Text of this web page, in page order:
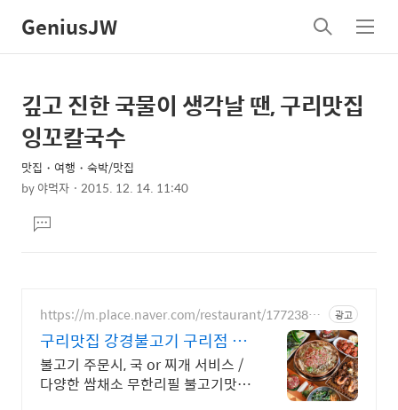
GeniusJW
검
색
메
뉴
상
세
컨
텐
본
문
제
목
깊고 진한 국물이 생각날 땐, 구리맛집
잉꼬칼국수
맛집・여행・숙박/맛집
by야먹자 2015. 12. 14. 11:40
문댓
글
https://m.place.naver.com/restaurant/17723883 광고
구리맛집 강경불고기 구리점 다
양한 쌈채소무한 불고기맛집
불고기 주문시, 국 or 찌개 서비스 /
다양한 쌈채소 무한리필 불고기맛